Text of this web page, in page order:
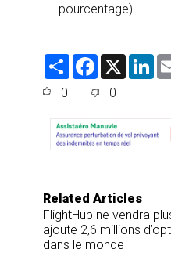
pourcentage).
S
F
e
o
o
k
X
L
I
0 0
Related Articles
FlightHub ne vendra
ajoute 2,6 millions
dans le monde